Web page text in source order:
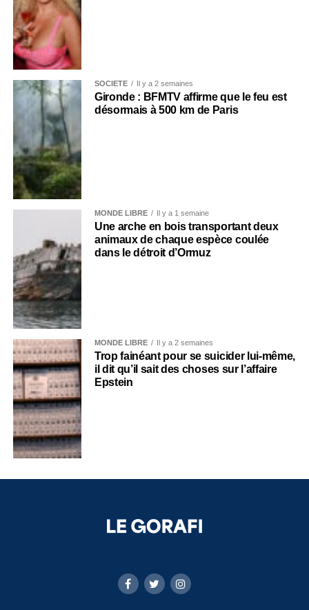
SOCIÉTÉ Il y a 2 semaines
Gironde : BFMTV affirme que le feu est
désormais à 500 km de Paris
MONDE LIBRE Il y a 1 semaine
Une arche en bois transportant deux
animaux de chaque espèce coulée
dans le détroit d’Ormuz
MONDE LIBRE Il y a 2 semaines
Trop fainéant pour se suicider lui-même,
il dit qu’il sait des choses sur l’affaire
Epstein